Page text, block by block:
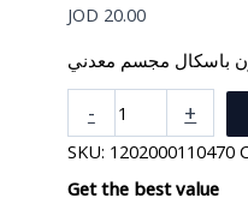
JOD 20.00
باسكال مجسم معدني
-
باسكال
مجسم
معدني
+
SKU: 1202000110470
Get the best value